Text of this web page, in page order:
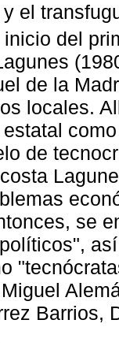
el
del
de la
locales.
de
se
Barrios,